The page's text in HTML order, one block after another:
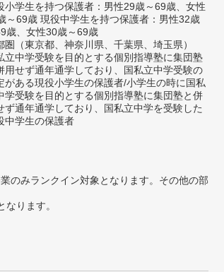
小学生を持つ保護者：男性29歳～69歳、女性
～69歳 現役中学生を持つ保護者：男性32歳
歳、女性30歳～69歳
圏（東京都、神奈川県、千葉県、埼玉県）
立中学受験を目的とする個別指導塾に集団塾
用せず通年通学しており、国私立中学受験の
がある現役小学生の保護者/小学生の時に国私
学受験を目的とする個別指導塾に集団塾と併
ず通年通学しており、国私立中学を受験した
中学生の保護者
のみランクイン対象となります。その他の部
ります。